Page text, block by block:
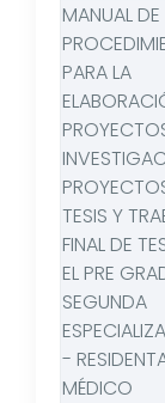
MANUAL DE
PARA LA
TESIS Y
FINAL DE
EL PRE
SEGUNDA
-
MÉDICO